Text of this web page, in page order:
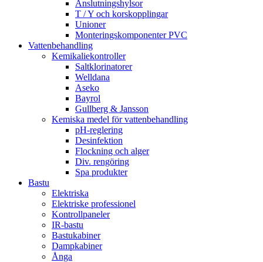
Anslutningshylsor
T / Y och korskopplingar
Unioner
Monteringskomponenter PVC
Vattenbehandling
Kemikaliekontroller
Saltklorinatorer
Welldana
Aseko
Bayrol
Gullberg & Jansson
Kemiska medel för vattenbehandling
pH-reglering
Desinfektion
Flockning och alger
Div. rengöring
Spa produkter
Bastu
Elektriska
Elektriske professionel
Kontrollpaneler
IR-bastu
Bastukabiner
Dampkabiner
Ånga